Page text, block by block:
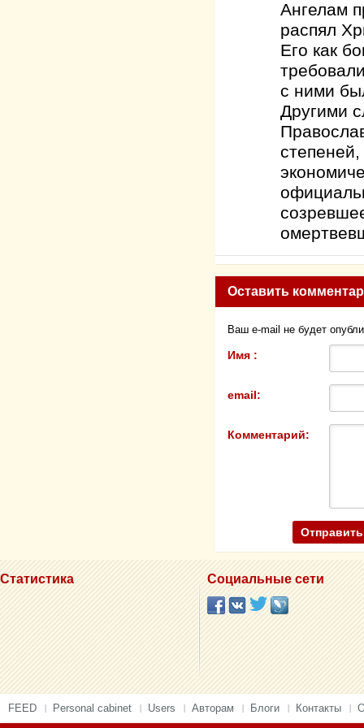
Ангелам
распял
Его как
с ними
Другими
Оставить
Ваш e-mail не будет
Имя :
email:
Комментарий:
Статистика Социальные сети
FEED Personal cabinet Users Авторам Блоги Контакты